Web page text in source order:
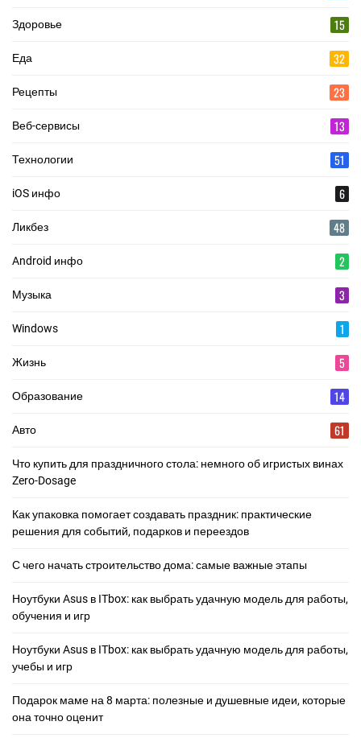
Здоровье 15
Еда 32
Рецепты 23
Веб-сервисы 13
Технологии 51
iOS инфо 6
Ликбез 48
Android инфо 2
Музыка 3
Windows 1
Жизнь 5
Образование 14
Авто 61
Что купить для праздничного стола: немного об игристых винах
Zero-Dosage
Как упаковка помогает создавать праздник: практические
решения для событий, подарков и переездов
С чего начать строительство дома: самые важные этапы
Ноутбуки Asus в ITbox: как выбрать удачную модель для работы,
обучения и игр
Ноутбуки Asus в ITbox: как выбрать удачную модель для работы,
учебы и игр
Подарок маме на 8 марта: полезные и душевные идеи, которые
она точно оценит